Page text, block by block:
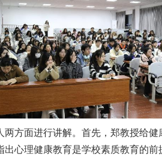
方面进行讲解。首先，郑教授给
心理健康教育是学校素质教育的